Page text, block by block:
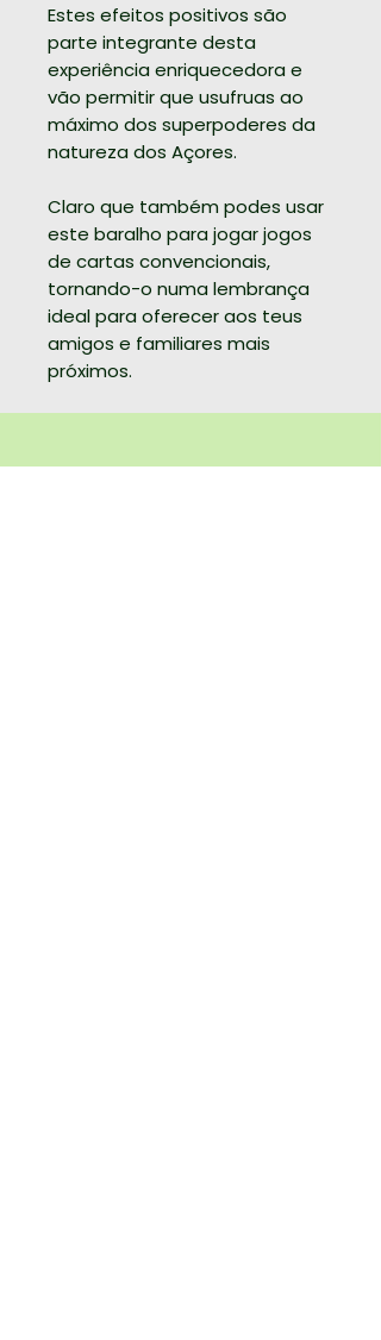
Estes efeitos positivos são
parte integrante desta
experiência enriquecedora e
vão permitir que usufruas ao
máximo dos superpoderes da
natureza dos Açores.
Claro que também podes usar
este baralho para jogar jogos
de cartas convencionais,
tornando-o numa lembrança
ideal para oferecer aos teus
amigos e familiares mais
próximos.